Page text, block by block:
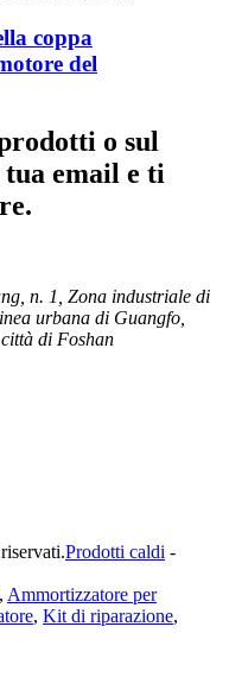
coppa
del
o sul
email e ti
n. 1, Zona industriale di
urbana di Guangfo,
di Foshan
Prodotti caldi -
, Ammortizzatore per
, Kit di riparazione,